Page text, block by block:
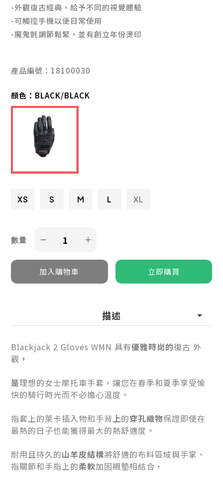
-外觀復古經典，給予不同的視覺體驗
-可觸控手機以便日常使用
-魔鬼氈調節鬆緊，並有創立年份燙印
產品編號：18100030
顏色： BLACK/BLACK
XS S M L XL
數量
描述
Blackjack 2 Gloves WMN 具有優雅時尚的復古 外
觀 ，
是理想的女士摩托車手套，讓您在春季和夏季享受愉
快的騎行時光而不必擔心溫度。
指套上的萊卡插入物和手背上的穿孔織物保證即使在
最熱的日子也能獲得最大的熱舒適度。
耐用且持久的山羊皮結構將舒適的布料區域與手掌、
指關節和手指上的柔軟加固襯墊相結合，